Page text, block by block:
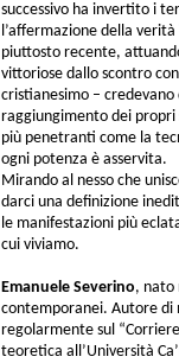
successivo ha invertito i
l’affermazione della
piuttosto recente,
vittoriose dallo scontro
cristianesimo –
raggiungimento dei propri
più penetranti come la
ogni potenza è asservita.
Mirando al nesso che
darci una definizione
le manifestazioni più
cui viviamo.
Emanuele Severino, nato
contemporanei. Autore di
regolarmente sul
teoretica all’Università